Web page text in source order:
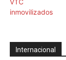
Internacional